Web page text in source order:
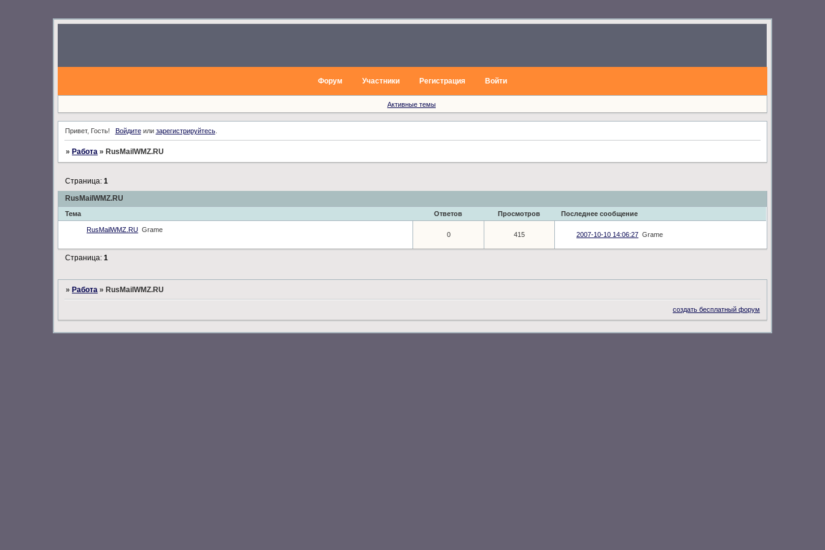
Форум Участники Регистрация Войти
Активные темы
Привет, Гость! Войдитеили зарегистрируйтесь.
» Работа » RusMailWMZ.RU
RusMailWMZ.RU
Страница:1
Тема Ответов Просмотров Последнее сообщение
RusMailWMZ.RU Grame
0 415 2007-10-10 14:06:27 Grame
Страница:1
» Работа » RusMailWMZ.RU
создать бесплатный форум